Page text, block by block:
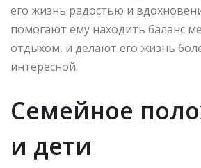
его жизнь радостью и
помогают ему находить баланс
отдыхом, и делают его жизнь
интересной.
Семейное
и дети